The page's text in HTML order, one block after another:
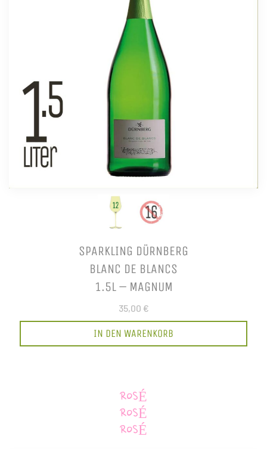
SPARKLING DÜRNBERG
BLANC DE BLANCS
1.5L – MAGNUM
35,00 €
IN DEN WARENKORB
ROSÉ
ROSÉ
ROSÉ